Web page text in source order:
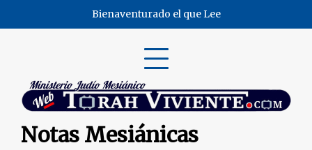
content
Bienaventurado el que Lee
Notas Mesiánicas